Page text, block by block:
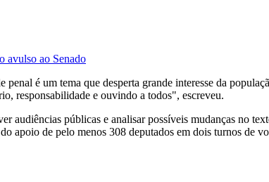
avulso ao Senado
é um tema que desperta grande interesse da
responsabilidade e ouvindo a todos", escreveu.
audiências públicas e analisar possíveis mudanças no
apoio de pelo menos 308 deputados em dois turnos de